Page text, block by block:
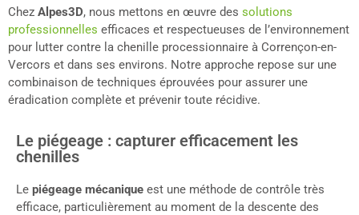
Chez Alpes3D, nous mettons en œuvre des solutions
professionnelles efficaces et respectueuses de l’environnement
pour lutter contre la chenille processionnaire à Corrençon-en-
Vercors et dans ses environs. Notre approche repose sur une
combinaison de techniques éprouvées pour assurer une
éradication complète et prévenir toute récidive.
Le piégeage : capturer efficacement les
chenilles
Le piégeage mécanique est une méthode de contrôle très
efficace, particulièrement au moment de la descente des